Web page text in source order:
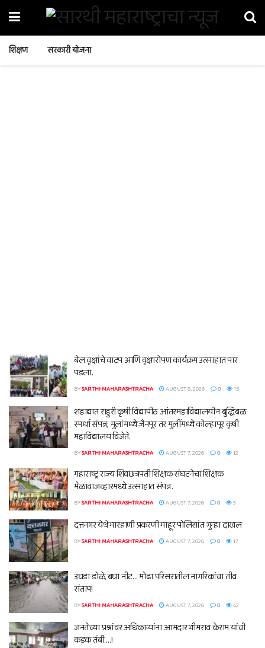
शिक्षण सरकारी योजना
बेल वृक्षांचे वाटप आणि वृक्षारोपण कार्यक्रम उत्साहात पार
पडला.
BYSARTHI MAHARASHTRACHA AUGUST 8, 2026 0 15
शहाद्यात राहुरी कृषी विद्यापीठ आंतरमहाविद्यालयीन बुद्धिबळ
स्पर्धा संपन्न; मुलांमध्ये जैनपूर तर मुलींमध्ये कोल्हापूर कृषी
महाविद्यालय विजेते.
BYSARTHI MAHARASHTRACHA AUGUST 7, 2026 0 12
महाराष्ट्र राज्य शिवछत्रपती शिक्षक संघटनेचा शिक्षक
मेळावाजव्हारमध्ये उत्साहात संपन्न.
BYSARTHI MAHARASHTRACHA AUGUST 7, 2026 0 3
दत्तनगर येथे मारहाणी प्रकरणी माहूर पोलिसांत गुन्हा दाखल
BYSARTHI MAHARASHTRACHA AUGUST 7, 2026 0 17
उघडा डोळे, बघा नीट… मोढा परिसरातील नागरिकांचा तीव्र
संताप!
BYSARTHI MAHARASHTRACHA AUGUST 7, 2026 0 42
जनतेच्या प्रश्नांवर अधिकाऱ्यांना आमदार भीमराव केराम यांची
कडक तंबी….!